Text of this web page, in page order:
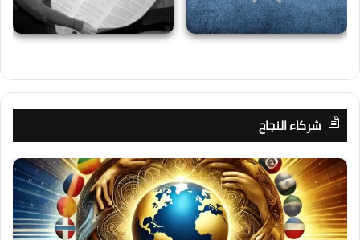
شركاء النجاح